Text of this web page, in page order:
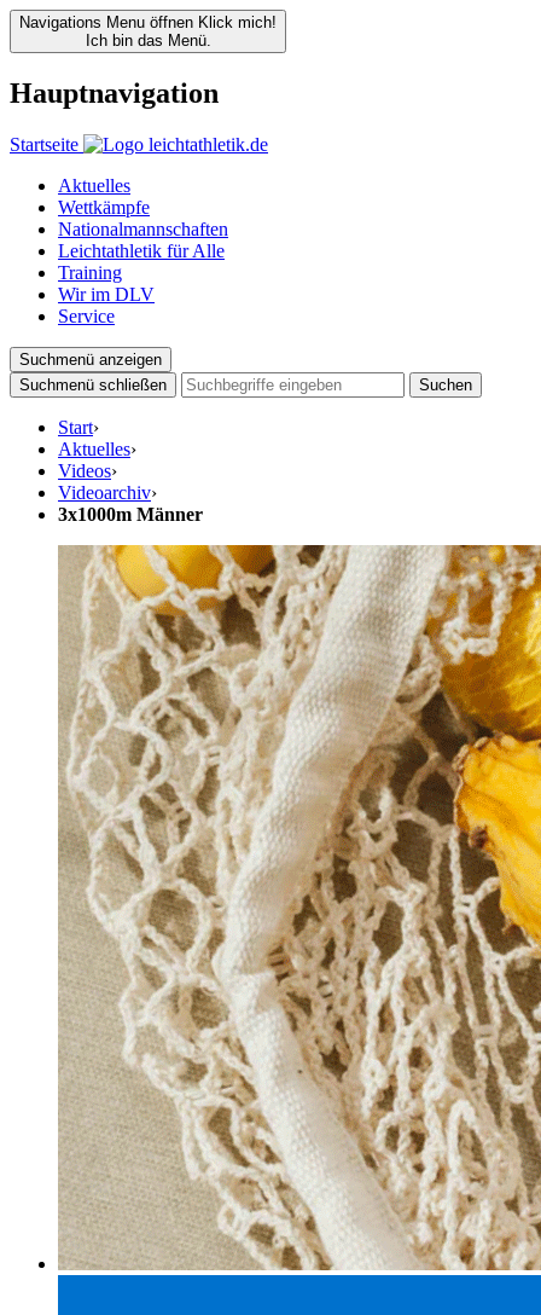
Navigations Menu öffnen Klick mich!
Ich bin das Menü.
Hauptnavigation
Startseite
Aktuelles
Wettkämpfe
Nationalmannschaften
Leichtathletik für Alle
Training
Wir im DLV
Service
Suchmenü anzeigen
Suchmenü schließen
Suchen
Start›
Aktuelles›
Videos›
Videoarchiv›
3x1000m Männer